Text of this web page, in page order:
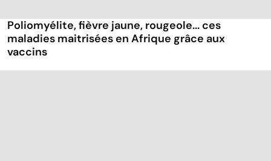
Poliomyélite, fièvre jaune, rougeole... ces
maladies maitrisées en Afrique grâce aux
vaccins